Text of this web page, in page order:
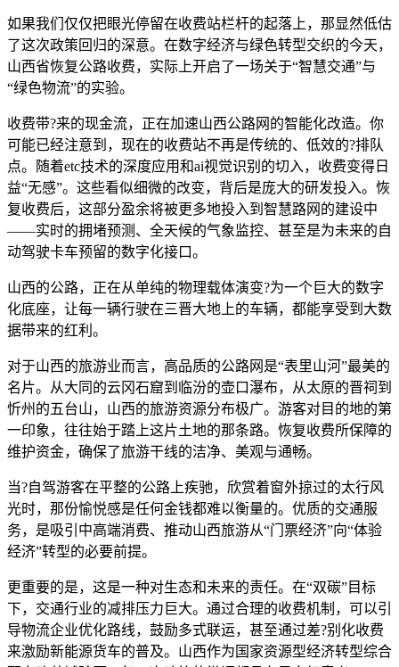
如果我们仅仅把眼光停留在收费站栏杆的起落上，那显然低估
了这次政策回归的深意。在数字经济与绿色转型交织的今天，
山西省恢复公路收费，实际上开启了一场关于“智慧交通”与
“绿色物流”的实验。
收费带?来的现金流，正在加速山西公路网的智能化改造。你
可能已经注意到，现在的收费站不再是传统的、低效的?排队
点。随着etc技术的深度应用和ai视觉识别的切入，收费变得日
益“无感”。这些看似细微的改变，背后是庞大的研发投入。恢
复收费后，这部分盈余将被更多地投入到智慧路网的建设中
——实时的拥堵预测、全天候的气象监控、甚至是为未来的自
动驾驶卡车预留的数字化接口。
山西的公路，正在从单纯的物理载体演变?为一个巨大的数字
化底座，让每一辆行驶在三晋大地上的车辆，都能享受到大数
据带来的红利。
对于山西的旅游业而言，高品质的公路网是“表里山河”最美的
名片。从大同的云冈石窟到临汾的壶口瀑布，从太原的晋祠到
忻州的五台山，山西的旅游资源分布极广。游客对目的地的第
一印象，往往始于踏上这片土地的那条路。恢复收费所保障的
维护资金，确保了旅游干线的洁净、美观与通畅。
当?自驾游客在平整的公路上疾驰，欣赏着窗外掠过的太行风
光时，那份愉悦感是任何金钱都难以衡量的。优质的交通服
务，是吸引中高端消费、推动山西旅游从“门票经济”向“体验
经济”转型的必要前提。
更重要的是，这是一种对生态和未来的责任。在“双碳”目标
下，交通行业的减排压力巨大。通过合理的收费机制，可以引
导物流企业优化路线，鼓励多式联运，甚至通过差?别化收费
来激励新能源货车的普及。山西作为国家资源型经济转型综合